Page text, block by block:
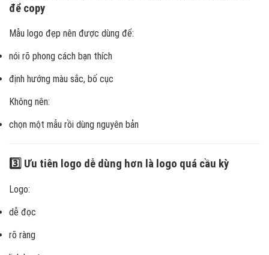
để copy
Mẫu logo đẹp nên được dùng để:
nói rõ phong cách bạn thích
định hướng màu sắc, bố cục
Không nên:
chọn một mẫu rồi dùng nguyên bản
3️⃣ Ưu tiên logo dễ dùng hơn là logo quá cầu kỳ
Logo:
dễ đọc
rõ ràng